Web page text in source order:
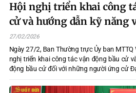
Hội nghị triển khai công
cử và hướng dẫn kỹ năng
đối với những người ứng
hội khoá XVI và đại biểu
XX, nhiệm kỳ 2026-2031.
27/02/2026
Ngày 27/2, Ban Thường trực Ủy ban
nghị triển khai công tác vận động bầu cử
động bầu cử đối với những người ứng cử
và đại biểu HĐND tỉnh khoá XX, nhiệm kỳ
nối trực tuyến tại các xã, phường trên địa